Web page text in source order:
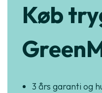
Køb
3 års garanti og